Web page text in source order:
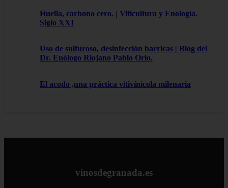
Huella, carbono cero. | Viticultura y Enología.
Siglo XXI
Uso de sulfuroso, desinfección barricas | Blog del
Dr. Enólogo Riojano Pablo Orio.
El acodo ,una práctica vitivínicola milenaria
vinosdegranada.es